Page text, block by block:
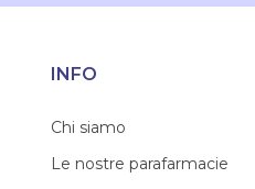
INFO
Chi siamo
Le nostre parafarmacie